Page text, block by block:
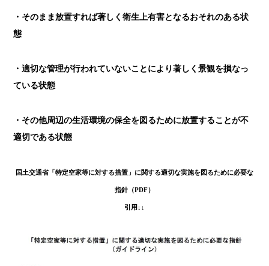
・そのまま放置すれば著しく衛生上有害となるおそれのある状
態
・適切な管理が行われていないことにより著しく景観を損なっ
ている状態
・その他周辺の生活環境の保全を図るために放置することが不
適切である状態
国土交通省「特定空家等に対する措置」に関する適切な実施を図るために必要な
指針（PDF）
引用↓↓